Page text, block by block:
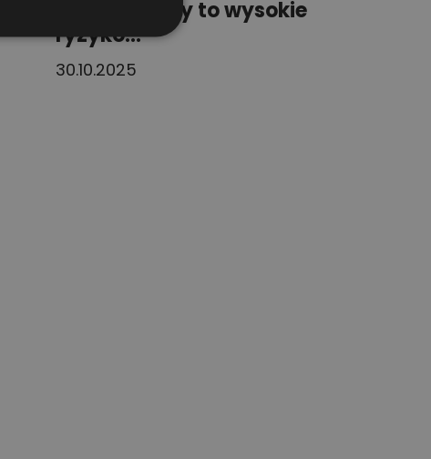
Brak visibility to wysokie
ryzyko...
30.10.2025
FRENCH
DUTCH